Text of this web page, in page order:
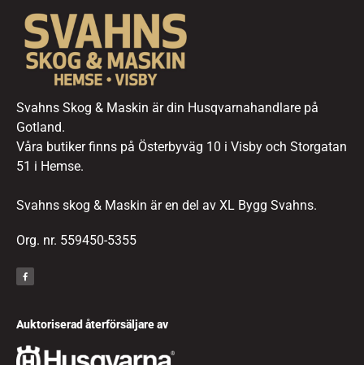
Svahns Skog & Maskin är din Husqvarnahandlare på
Gotland.
Våra butiker finns på Österbyväg 10 i Visby och Storgatan
51 i Hemse.
Svahns skog & Maskin är en del av XL Bygg Svahns.
Org. nr. 559450-5355
Auktoriserad återförsäljare av